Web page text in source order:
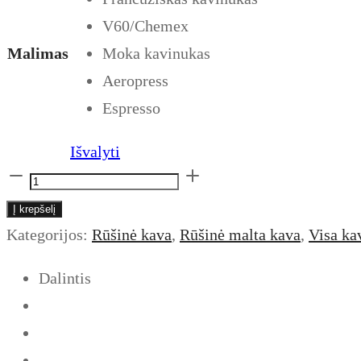
Malimas
V60/Chemex
Moka kavinukas
Aeropress
Espresso
Išvalyti
produkto
kiekis:
Malta
iš
Į krepšelį
Kategorijos: Rūšinė kava, Rūšinė malta kava, Visa
Dalintis